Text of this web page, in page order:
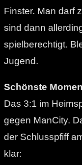
Finster. Man darf
sind dann
spielberechtigt.
Jugend.
Schönste
Das 3:1 im
gegen ManCity.
der Schlusspfiff
klar: